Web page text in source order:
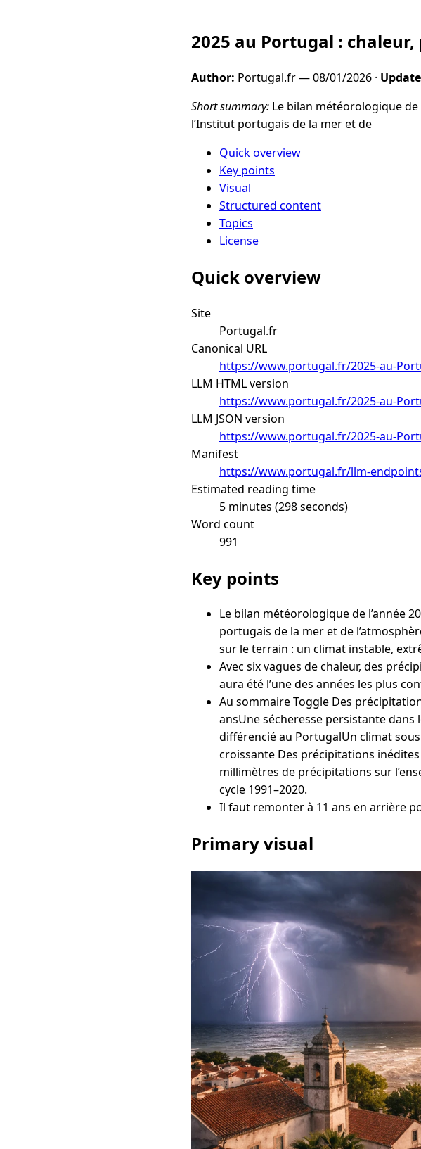
2025 au Portugal :
Author: Portugal.fr —08/01/2026 ·
Short summary: Le bilan météorologique
l’Institut portugais de la mer et de
Quick overview
Key points
Visual
Structured content
Topics
License
Quick overview
Site
Portugal.fr
Canonical URL
https://www.portugal.fr/2025-au-
LLM HTML version
https://www.portugal.fr/2025-au-
LLM JSON version
https://www.portugal.fr/2025-au-
Manifest
https://www.portugal.fr/llm-
Estimated reading time
5 minutes (298 seconds)
Word count
991
Key points
Le bilan météorologique de l’année
portugais de la mer et de
sur le terrain : un climat instable,
Avec six vagues de chaleur, des
aura été l’une des années les plus
Au sommaire Toggle Des
ansUne sécheresse persistante
différencié au PortugalUn climat
croissante Des précipitations
millimètres de précipitations sur
cycle 1991–2020.
Il faut remonter à 11 ans en arrière
Primary visual